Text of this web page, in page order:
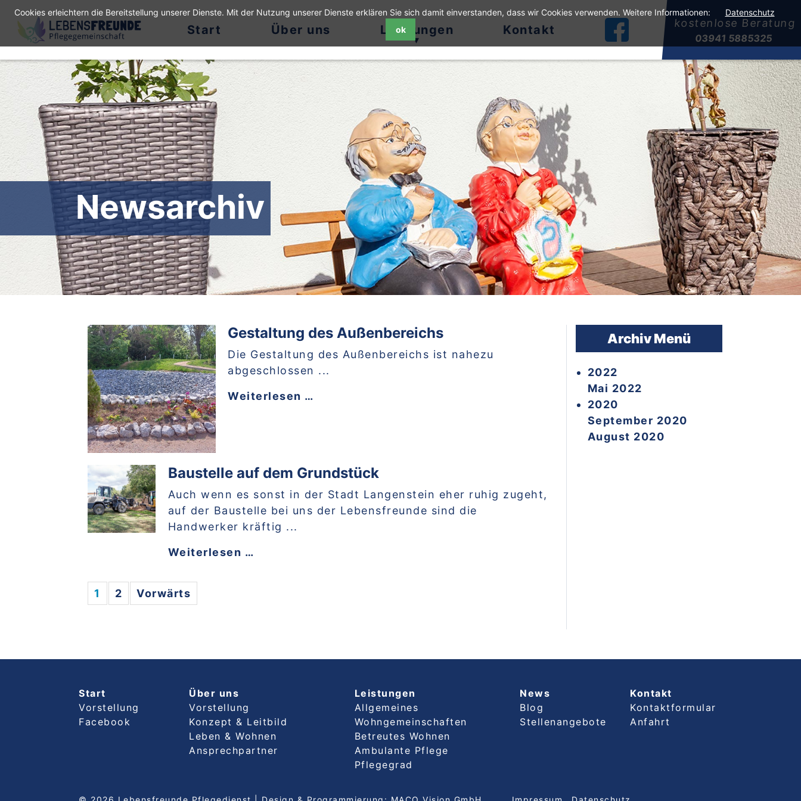
Cookies erleichtern die Bereitstellung unserer Dienste. Mit der Nutzung unserer Dienste erklären Sie sich damit einverstanden, dass wir Cookies verwenden. Weitere Informationen:
Datenschutz
ok
Start Über uns Leistungen
Wohngemeinschaften
Betreutes Wohnen
Ambulante Pflege
Kontakt kostenlose Beratung
03941 5885325
Newsarchiv
Gestaltung des Außenbereichs
Die Gestaltung des Außenbereichs ist nahezu
abgeschlossen ...
Weiterlesen …
Baustelle auf dem Grundstück
Auch wenn es sonst in der Stadt Langenstein eher ruhig zugeht,
auf der Baustelle bei uns der Lebensfreunde sind die
Handwerker kräftig ...
Weiterlesen …
1 2 Vorwärts
Archiv Menü
2022
Mai 2022
2020
September 2020
August 2020
Start
Vorstellung
Facebook
Über uns
Vorstellung
Konzept & Leitbild
Leben & Wohnen
Ansprechpartner
Leistungen
Allgemeines
Wohngemeinschaften
Betreutes Wohnen
Ambulante Pflege
Pflegegrad
News
Blog
Stellenangebote
Kontakt
Kontaktformular
Anfahrt